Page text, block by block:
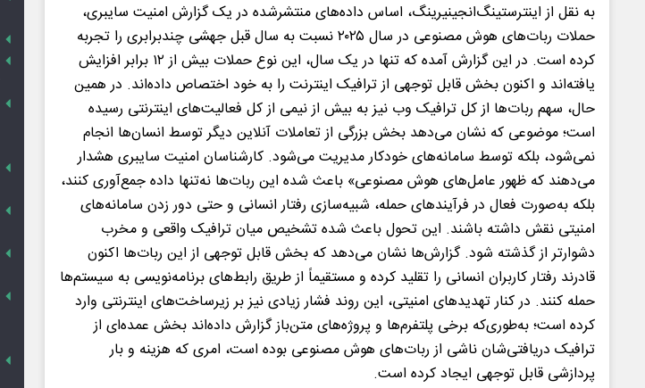
به نقل از اینترستینگ‌انجینیرینگ، اساس داده‌های منتشرشده در یک گزارش امنیت سایبری،
حملات ربات‌های هوش مصنوعی در سال ۲۰۲۵ نسبت به سال قبل جهشی چندبرابری را تجربه
کرده است. در این گزارش آمده که تنها در یک سال، این نوع حملات بیش از ۱۲ برابر افزایش
یافته‌اند و اکنون بخش قابل توجهی از ترافیک اینترنت را به خود اختصاص داده‌اند. در همین
حال، سهم ربات‌ها از کل ترافیک وب نیز به بیش از نیمی از کل فعالیت‌های اینترنتی رسیده
است؛ موضوعی که نشان می‌دهد بخش بزرگی از تعاملات آنلاین دیگر توسط انسان‌ها انجام
نمی‌شود، بلکه توسط سامانه‌های خودکار مدیریت می‌شود. کارشناسان امنیت سایبری هشدار
می‌دهند که ظهور عامل‌های هوش مصنوعی» باعث شده این ربات‌ها نه‌تنها داده جمع‌آوری کنند،
بلکه به‌صورت فعال در فرآیندهای حمله، شبیه‌سازی رفتار انسانی و حتی دور زدن سامانه‌های
امنیتی نقش داشته باشند. این تحول باعث شده تشخیص میان ترافیک واقعی و مخرب
دشوارتر از گذشته شود. گزارش‌ها نشان می‌دهد که بخش قابل توجهی از این ربات‌ها اکنون
قادرند رفتار کاربران انسانی را تقلید کرده و مستقیماً از طریق رابط‌های برنامه‌نویسی به سیستم‌ها
حمله کنند. در کنار تهدیدهای امنیتی، این روند فشار زیادی نیز بر زیرساخت‌های اینترنتی وارد
کرده است؛ به‌طوری‌که برخی پلتفرم‌ها و پروژه‌های متن‌باز گزارش داده‌اند بخش عمده‌ای از
ترافیک دریافتی‌شان ناشی از ربات‌های هوش مصنوعی بوده است، امری که هزینه و بار
پردازشی قابل توجهی ایجاد کرده است.